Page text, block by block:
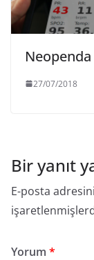
27/07/2018
Bir yanıt
E-posta
Yorum *